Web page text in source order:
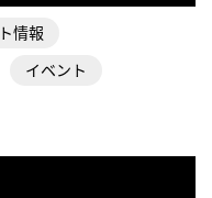
情報
イベント